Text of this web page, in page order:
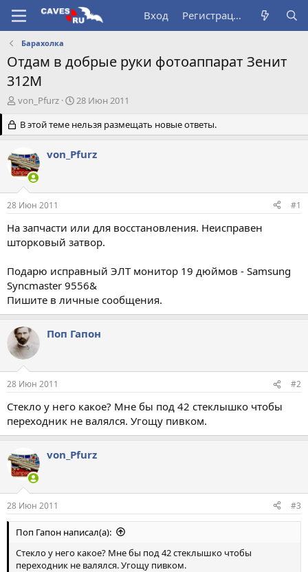
Вход Регистрация
Барахолка
Отдам в добрые руки фотоаппарат Зенит
312М
А
т
о
т
е
м
von_Pfurz
Д
т
а
н
а
а
28 Июн 2011
В этой теме нельзя размещать новые ответы.
von_Pfurz
28 Июн 2011 #1
На запчасти или для восстановления. Неисправен
шторковый затвор.
Подарю исправный ЭЛТ монитор 19 дюймов - Samsung
Syncmaster 9556&
Пишите в личные сообщения.
Поп Гапон
28 Июн 2011 #2
Стекло у него какое? Мне бы под 42 стеклышко чтобы
переходник не валялся. Угощу пивком.
von_Pfurz
28 Июн 2011 #3
Поп Гапон написал(а):
Стекло у него какое? Мне бы под 42 стеклышко чтобы
переходник не валялся. Угощу пивком.